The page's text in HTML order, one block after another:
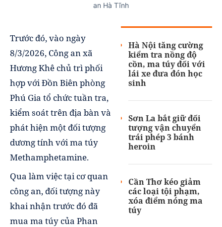
an Hà Tĩnh
Hà Nội tăng cường
kiểm tra nồng độ
cồn, ma túy đối với
lái xe đưa đón học
sinh
Sơn La bắt giữ đối
tượng vận chuyển
trái phép 3 bánh
heroin
Cần Thơ kéo giảm
các loại tội phạm,
xóa điểm nóng ma
túy
Trước đó, vào ngày
8/3/2026, Công an xã
Hương Khê chủ trì phối
hợp với Đồn Biên phòng
Phú Gia tổ chức tuần tra,
kiểm soát trên địa bàn và
phát hiện một đối tượng
dương tính với ma túy
Methamphetamine.
Qua làm việc tại cơ quan
công an, đối tượng này
khai nhận trước đó đã
mua ma túy của Phan